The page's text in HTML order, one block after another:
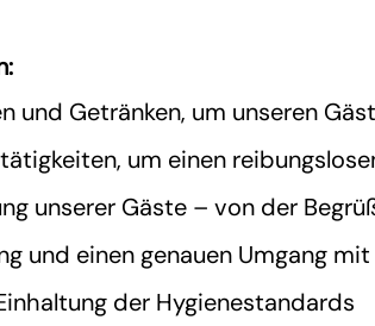
und Getränken, um unseren
um einen
unserer Gäste – von der
und einen genauen Umgang
der Hygienestandards